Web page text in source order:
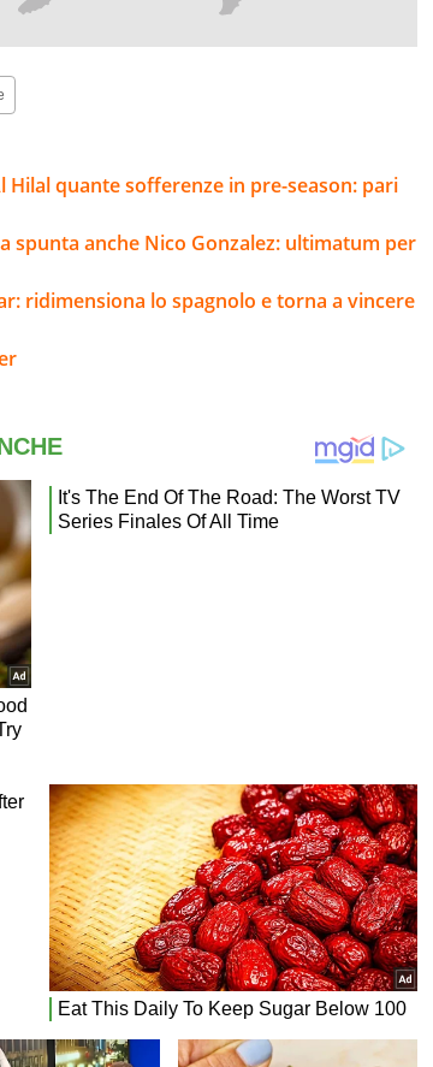
Hilal quante sofferenze in pre-season: pari
spunta anche Nico Gonzalez: ultimatum per
ridimensiona lo spagnolo e torna a vincere